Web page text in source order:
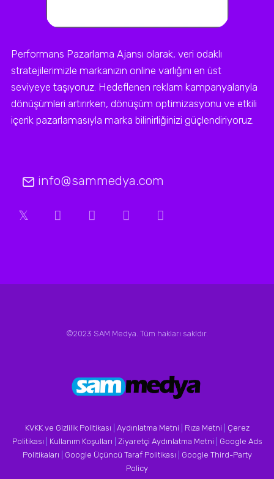
Performans Pazarlama Ajansı olarak, veri odaklı
stratejilerimizle markanızın online varlığını en üst
seviyeye taşıyoruz. Hedeflenen reklam kampanyalarıyla
dönüşümleri artırırken, dönüşüm optimizasyonu ve etkili
içerik pazarlamasıyla marka bilinirliğinizi güçlendiriyoruz.
info@sammedya.com
©2023 SAM Medya. Tüm hakları sakldır.
KVKK ve Gizlilik Politikası Aydınlatma Metni Rıza Metni
Çerez
Politikası
Kullanım Koşulları Ziyaretçi Aydınlatma Metni
Google Ads
Politikaları
Google Üçüncü Taraf Politikası
Google Third-Party
Policy